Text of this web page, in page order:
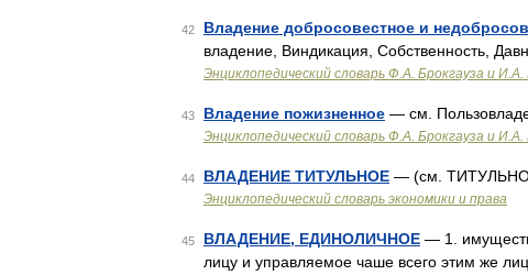
42 Владение добросовестное и
владение, Виндикация, Собственность,
Энциклопедический словарь Ф.А. Брокгауза и
43 Владение пожизненное — см.
Энциклопедический словарь Ф.А. Брокгауза и
44 ВЛАДЕНИЕ ТИТУЛЬНОЕ — (см.
Энциклопедический словарь экономики и права
45 ВЛАДЕНИЕ, ЕДИНОЛИЧНОЕ — 1.
лицу и управляемое чаше всего этим же